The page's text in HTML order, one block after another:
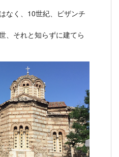
なく、10世紀、ビザンチ
、それと知らずに建てら